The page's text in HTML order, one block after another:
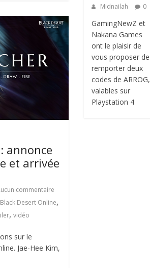
: annonce
et arrivée
commentaire
Black Desert Online,
,vidéo
sur le
Jae-Hee Kim,
Midnailah
0
GamingNewZ et
Nakana Games
ont le plaisir de
vous proposer de
remporter deux
codes de ARROG,
valables sur
Playstation 4